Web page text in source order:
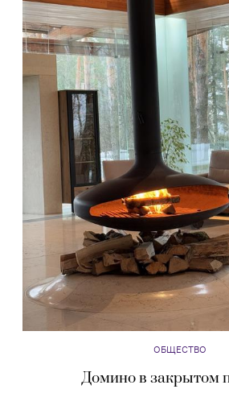
ОБЩЕСТВО
Домино в закрытом